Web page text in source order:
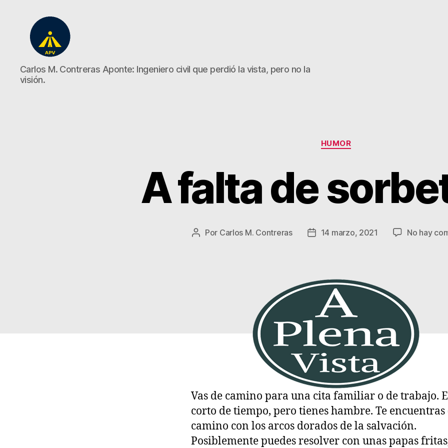
A
Plena
Vista
Carlos M. Contreras Aponte: Ingeniero civil que perdió la vista, pero no la
visión.
Categorías
HUMOR
A falta de
Autor
Por Carlos M. Contreras
Fecha14 marzo, 2021 No hay
Vas de camino para una cita familiar o de trabajo.
corto de tiempo, pero tienes hambre. Te encuentras
camino con los arcos dorados de la salvación.
Posiblemente puedes resolver con unas papas